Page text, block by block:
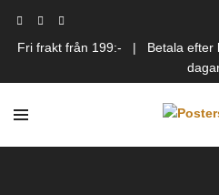
Fri frakt från 199:- | Betala